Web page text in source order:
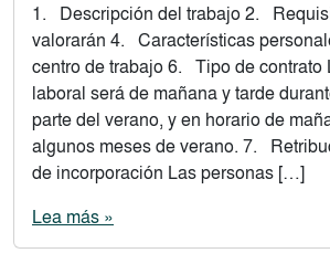
1. Descripción del trabajo 2.
valorarán 4. Características
centro de trabajo 6. Tipo de contrato
laboral será de mañana y tarde
parte del verano, y en horario de
algunos meses de verano. 7.
de incorporación Las personas […]
Lea más »